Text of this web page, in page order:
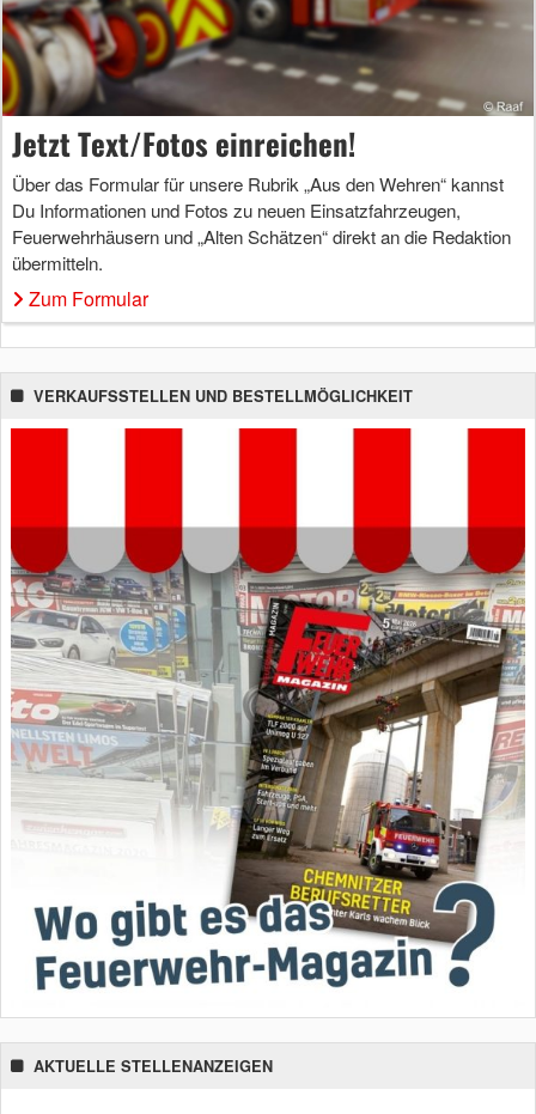
Jetzt Text/Fotos einreichen!
Über das Formular für unsere Rubrik „Aus den Wehren“ kannst
Du Informationen und Fotos zu neuen Einsatzfahrzeugen,
Feuerwehrhäusern und „Alten Schätzen“ direkt an die Redaktion
übermitteln.
Zum Formular
VERKAUFSSTELLEN UND BESTELLMÖGLICHKEIT
AKTUELLE STELLENANZEIGEN